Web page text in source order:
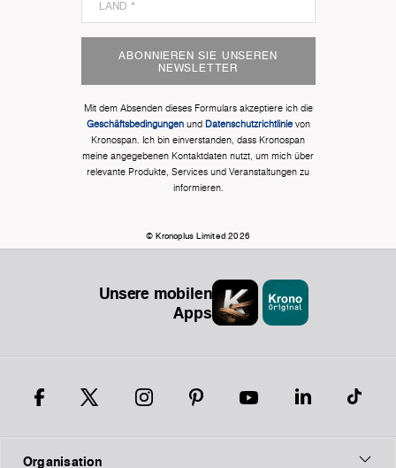
ABONNIEREN SIE UNSEREN
NEWSLETTER
Mit dem Absenden dieses Formulars akzeptiere ich die
Geschäftsbedingungenund Datenschutzrichtlinievon
Kronospan. Ich bin einverstanden, dass Kronospan
meine angegebenen Kontaktdaten nutzt, um mich über
relevante Produkte, Services und Veranstaltungen zu
informieren.
© Kronoplus Limited 2026
Unsere mobilen
Apps
Organisation